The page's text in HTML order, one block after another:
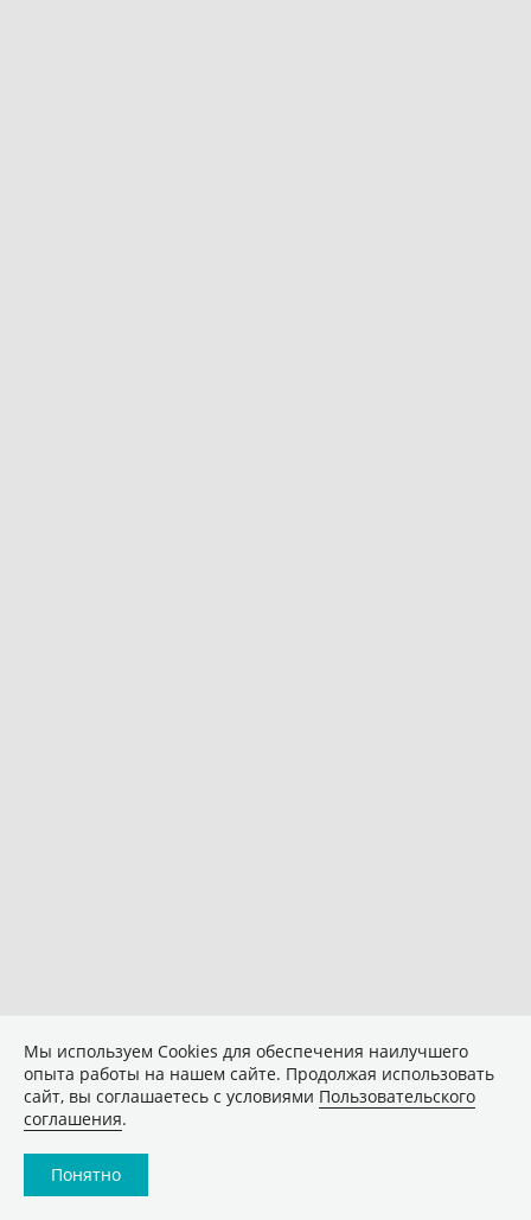
Мы используем Сookies для обеспечения наилучшего
опыта работы на нашем сайте. Продолжая использовать
сайт, вы соглашаетесь с условиями Пользовательского
соглашения.
Понятно